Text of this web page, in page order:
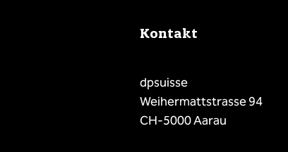
Kontakt
dpsuisse
Weihermattstrasse 94
CH-5000 Aarau